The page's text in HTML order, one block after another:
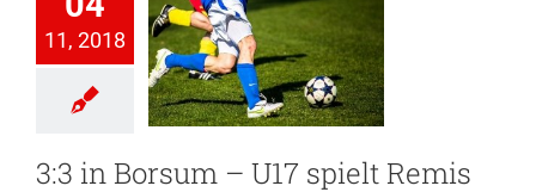
11, 2018
Borsum –
Remis
3:3 in Borsum – U17 spielt Remis